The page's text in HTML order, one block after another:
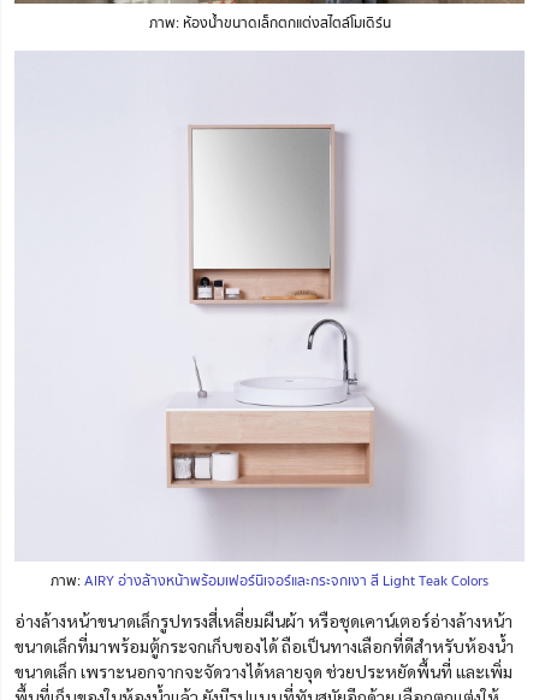
ภาพ: ห้องน้ำขนาดเล็กตกแต่งสไตล์โมเดิร์น
ภาพ:AIRY อ่างล้างหน้าพร้อมเฟอร์นิเจอร์และกระจกเงา สี Light Teak Colors
อ่างล้างหน้าขนาดเล็กรูปทรงสี่เหลี่ยมผืนผ้า หรือชุดเคาน์เตอร์อ่างล้างหน้า
ขนาดเล็กที่มาพร้อมตู้กระจกเก็บของได้ถือเป็นทางเลือกที่ดีสำหรับห้องน้ำ
ขนาดเล็ก เพราะนอกจากจะจัดวางได้หลายจุด ช่วยประหยัดพื้นที่ และเพิ่ม